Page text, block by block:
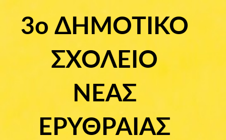
content3ο ΔΗΜΟΤΙΚΟ
ΣΧΟΛΕΙΟ
ΝΕΑΣ
ΕΡΥΘΡΑΙΑΣ